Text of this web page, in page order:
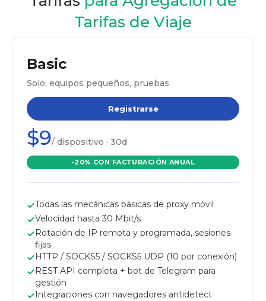
Tarifas de Viaje
Basic
Solo, equipos pequeños, pruebas
Registrarse
$9/ dispositivo · 30d
-20% CON FACTURACIÓN ANUAL
Todas las mecánicas básicas de proxy móvil
Velocidad hasta 30 Mbit/s
Rotación de IP remota y programada, sesiones
fijas
HTTP / SOCKS5 / SOCKS5 UDP (10 por conexión)
REST API completa + bot de Telegram para
gestión
Integraciones con navegadores antidetect